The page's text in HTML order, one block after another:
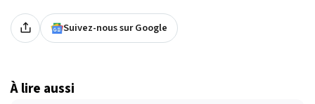
Suivez-nous sur Google
À lire aussi